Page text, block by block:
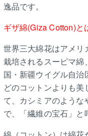
逸品です。
ギザ綿(Giza Cotton)と
世界三大綿花はアメ
栽培されるスーピマ綿
国・新疆ウイグル自
どのコットンよりも
て、カシミアのよう
で、「繊維の宝石」と